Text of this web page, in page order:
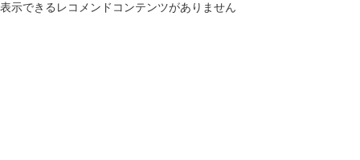
表示できるレコメンドコンテンツがありません